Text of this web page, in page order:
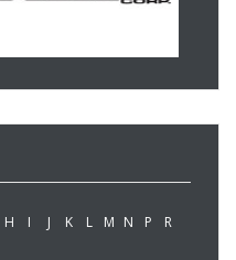
H I J K L M N P
R